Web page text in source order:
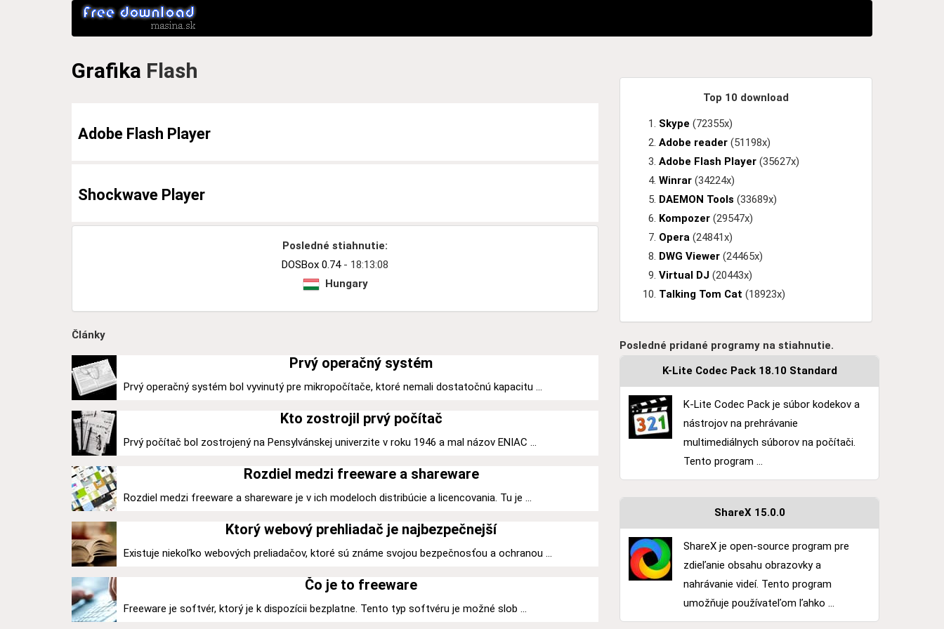
Grafika Flash
Adobe Flash Player
Shockwave Player
Posledné stiahnutie:
DOSBox 0.74- 18:13:08
Hungary
Články
Prvý operačný systém
Prvý operačný systém bol vyvinutý pre mikropočítače, ktoré nemali dostatočnú kapacitu ...
Kto zostrojil prvý počítač
Prvý počítač bol zostrojený na Pensylvánskej univerzite v roku 1946 a mal názov ENIAC ...
Rozdiel medzi freeware a shareware
Rozdiel medzi freeware a shareware je v ich modeloch distribúcie a licencovania. Tu je ...
Ktorý webový prehliadač je najbezpečnejší
Existuje niekoľko webových preliadačov, ktoré sú známe svojou bezpečnosťou a ochranou ...
Čo je to freeware
Freeware je softvér, ktorý je k dispozícii bezplatne. Tento typ softvéru je možné slob ...
Top 10 download
Skype (72355x)
Adobe reader (51198x)
Adobe Flash Player (35627x)
Winrar (34224x)
DAEMON Tools (33689x)
Kompozer (29547x)
Opera (24841x)
DWG Viewer (24465x)
Virtual DJ (20443x)
Talking Tom Cat (18923x)
Posledné pridané programy na stiahnutie.
K-Lite Codec Pack 18.10 Standard
K-Lite Codec Pack je súbor kodekov a
nástrojov na prehrávanie
multimediálnych súborov na počítači.
Tento program ...
ShareX 15.0.0
ShareX je open-source program pre
zdieľanie obsahu obrazovky a
nahrávanie videí. Tento program
umožňuje používateľom ľahko ...